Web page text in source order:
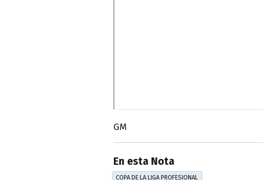
GM
En esta Nota
COPA DE LA LIGA PROFESIONAL